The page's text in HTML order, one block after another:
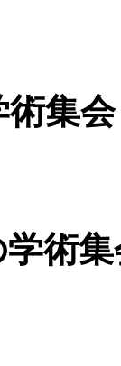
集
術